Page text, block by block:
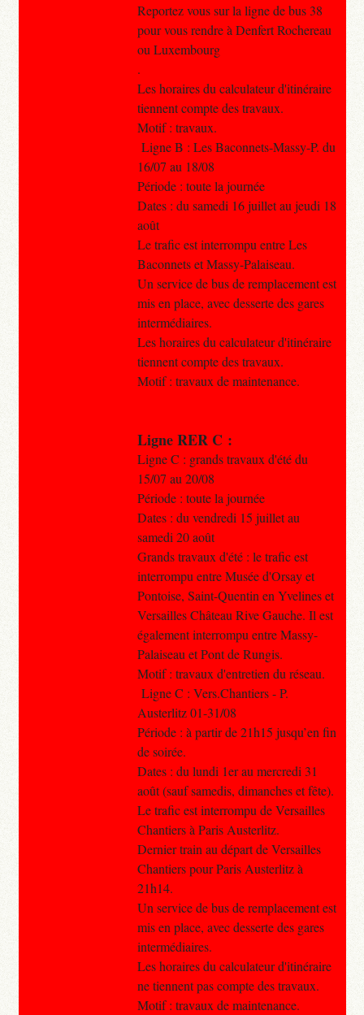
Reportez vous sur la ligne de bus 38
pour vous rendre à Denfert Rochereau
ou Luxembourg
.
Les horaires du calculateur d'itinéraire
tiennent compte des travaux.
Motif : travaux.
Ligne B : Les Baconnets-Massy-P. du
16/07 au 18/08
Période : toute la journée
Dates : du samedi 16 juillet au jeudi 18
août
Le trafic est interrompu entre Les
Baconnets et Massy-Palaiseau.
Un service de bus de remplacement est
mis en place, avec desserte des gares
intermédiaires.
Les horaires du calculateur d'itinéraire
tiennent compte des travaux.
Motif : travaux de maintenance.
Ligne RER C :
Ligne C : grands travaux d'été du
15/07 au 20/08
Période : toute la journée
Dates : du vendredi 15 juillet au
samedi 20 août
Grands travaux d'été : le trafic est
interrompu entre Musée d'Orsay et
Pontoise, Saint-Quentin en Yvelines et
Versailles Château Rive Gauche. Il est
également interrompu entre Massy-
Palaiseau et Pont de Rungis.
Motif : travaux d'entretien du réseau.
Ligne C : Vers.Chantiers - P.
Austerlitz 01-31/08
Période : à partir de 21h15 jusqu’en fin
de soirée.
Dates : du lundi 1er au mercredi 31
août (sauf samedis, dimanches et fête).
Le trafic est interrompu de Versailles
Chantiers à Paris Austerlitz.
Dernier train au départ de Versailles
Chantiers pour Paris Austerlitz à
21h14.
Un service de bus de remplacement est
mis en place, avec desserte des gares
intermédiaires.
Les horaires du calculateur d'itinéraire
ne tiennent pas compte des travaux.
Motif : travaux de maintenance.